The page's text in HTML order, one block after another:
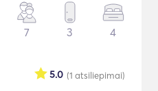
7 3 4
(1 atsiliepimai)
5.0